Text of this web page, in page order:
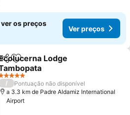
os preços
Ver preços
Adicionar aos favoritos
Lodge
preços
Estrelas
/
Pontuação não disponível
a 3.3 km de Padre Aldamiz International
Airport